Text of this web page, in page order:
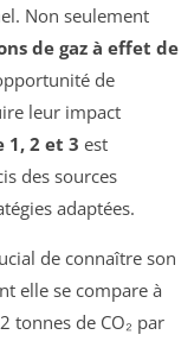
Non seulement
de gaz à effet de
de
leur impact
1, 2 et 3 est
des sources
adaptées.
de connaître son
elle se compare à
tonnes de CO₂ par